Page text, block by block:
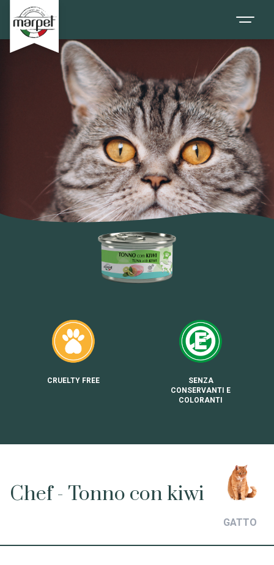
Chef - Tonno con kiwi
GATTO
CRUELTY FREE
SENZA
CONSERVANTI E
COLORANTI